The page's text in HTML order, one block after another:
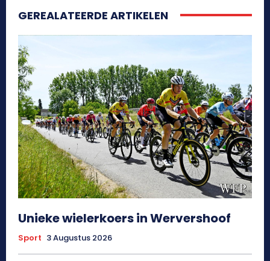
GEREALATEERDE ARTIKELEN
Unieke wielerkoers in Wervershoof
Sport 3 Augustus 2026